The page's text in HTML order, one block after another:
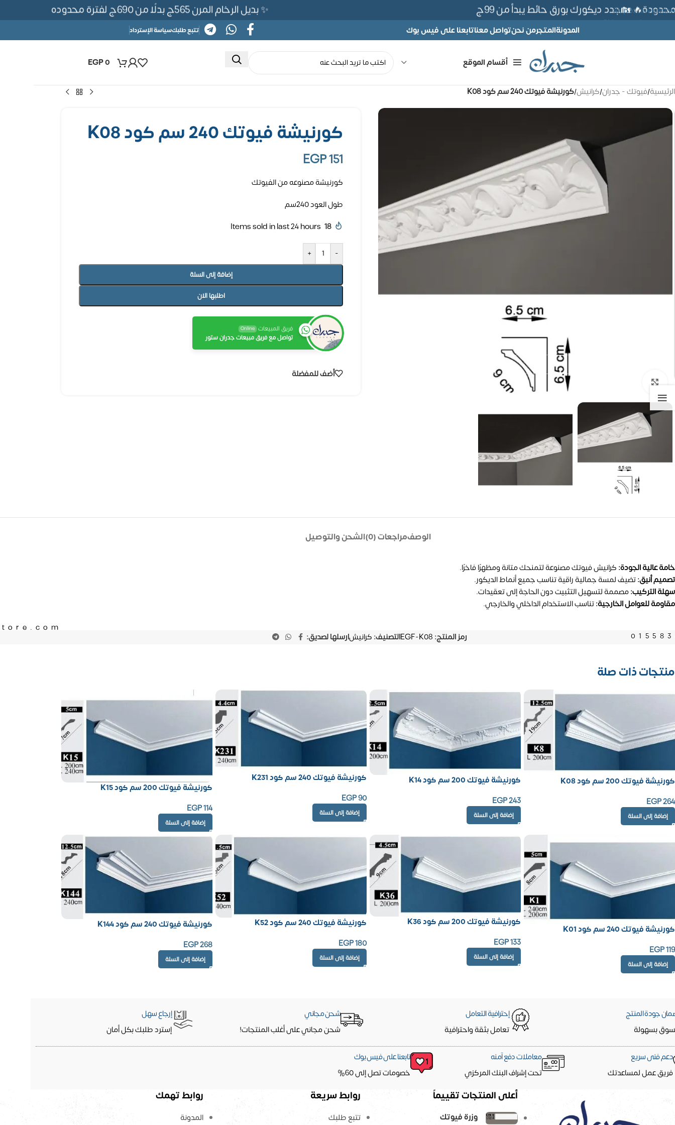
Skip to navigation
Skip to main content
✨ بديل الرخام المرن 565ج بدلًا من 690ج لفترة محدوده 🏡جدد ديكورك بورق حائط يبدأ من 99ج
المدونةالمتجرمن نحنتواصل معناتابعنا على فيس بوك تتبع طلبكسياسة الإسترداد
أقسام الموقع EGP0
الرئيسية/فيوتك - جدران/كرانيش/كورنيشة فيوتك 240 سم كود K08
كورنيشة فيوتك 240 سم كود K08
EGP151
كورنيشة مصنوعه من الفيوتك
طول العود 240سم
18
Items sold in last 24 hours
-
+
إضافة إلى السلة
اطلبها الان
فريق المبيعات Online
تواصل مع فريق مبيعات جدران ستور
أضف للمفضلة
الوصفمراجعات (0) الشحن والتوصيل
خامة عالية الجودة: كرانيش فيوتك مصنوعة لتمنحك متانة ومظهرًا فاخرًا.
تصميم أنيق:تضيف لمسة جمالية راقية تناسب جميع أنماط الديكور.
سهلة التركيب:مصممة لتسهيل التثبيت دون الحاجة إلى تعقيدات.
مقاومة للعوامل الخارجية:تناسب الاستخدام الداخلي والخارجي.
رمز المنتج: EGF-K08التصنيف: كرانيشارسلها لصديق:
منتجات ذات صلة
كورنيشة فيوتك 200 سم كود K08
EGP264
إضافة إلى السلة
كورنيشة فيوتك 200 سم كود K14
EGP243
إضافة إلى السلة
كورنيشة فيوتك 240 سم كود K231
EGP90
إضافة إلى السلة
كورنيشة فيوتك 200 سم كود K15
EGP114
إضافة إلى السلة
كورنيشة فيوتك 240 سم كود K01
EGP119
إضافة إلى السلة
كورنيشة فيوتك 200 سم كود K36
EGP133
إضافة إلى السلة
كورنيشة فيوتك 240 سم كود K52
EGP180
إضافة إلى السلة
كورنيشة فيوتك 240 سم كود K144
EGP268
إضافة إلى السلة
جودة المنتج
بسهولة
إحترافية التعامل
تعامل بثقة واحترافية
شحن مجاني
شحن مجاني على أغلب المنتجات!
إرجاع سهل
إسترد طلبك بكل أمان
دعم فنى سريع
فريق عمل لمساعدتك
معاملات دفع آمنه
تحت إشراف البنك المركزي
تابعنا على فيس بوك
خصومات تصل إلى 60%
أعلى المنتجات تقييماً
وزرة فيوتك
روابط سريعة
تتبع طلبك
روابط تهمك
المدونة